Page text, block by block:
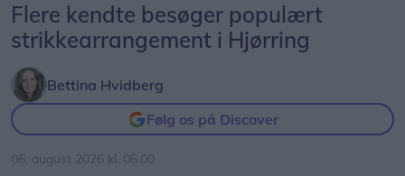
Flere kendte besøger populært
strikkearrangement i Hjørring
Bettina Hvidberg
Følg os på Discover
06. august 2026 kl. 06.00